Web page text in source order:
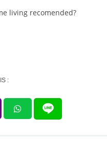
living recomended?
: